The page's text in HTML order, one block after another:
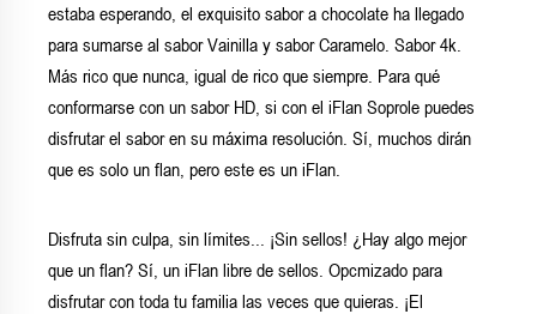
estaba esperando, el exquisito sabor a chocolate ha llegado
para sumarse al sabor Vainilla y sabor Caramelo. Sabor 4k.
Más rico que nunca, igual de rico que siempre. Para qué
conformarse con un sabor HD, si con el iFlan Soprole puedes
disfrutar el sabor en su máxima resolución. Sí, muchos dirán
que es solo un flan, pero este es un iFlan.
Disfruta sin culpa, sin límites... ¡Sin sellos! ¿Hay algo mejor
que un flan? Sí, un iFlan libre de sellos. Opcmizado para
disfrutar con toda tu familia las veces que quieras. ¡El